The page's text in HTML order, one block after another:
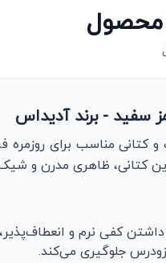
محصول
سفید - برند آدیداس
مناسب برای روزمره
کتانی، ظاهری مدرن و
داشتن کفی نرم و
جلوگیری می‌کند.